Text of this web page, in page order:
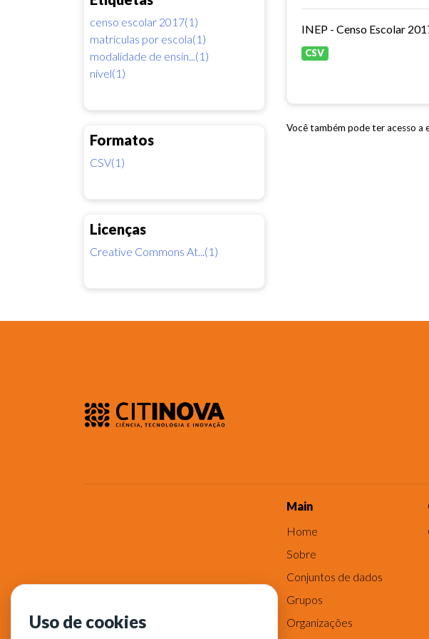
censo escolar 2017(1)
matrículas por escola(1)
modalidade de ensin...(1)
nível(1)
Formatos
CSV(1)
Licenças
Creative Commons At...(1)
INEP - Censo Escolar
CSV
Você também pode ter acesso a
Main
Home
Sobre
Conjuntos de dados
Grupos
Organizações
Uso de cookies